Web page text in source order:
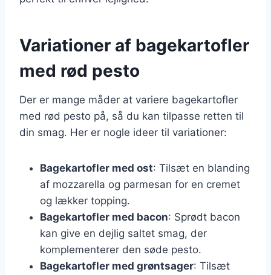
Variationer af bagekartofler
med rød pesto
Der er mange måder at variere bagekartofler
med rød pesto på, så du kan tilpasse retten til
din smag. Her er nogle ideer til variationer:
Bagekartofler med ost: Tilsæt en blanding
af mozzarella og parmesan for en cremet
og lækker topping.
Bagekartofler med bacon: Sprødt bacon
kan give en dejlig saltet smag, der
komplementerer den søde pesto.
Bagekartofler med grøntsager: Tilsæt